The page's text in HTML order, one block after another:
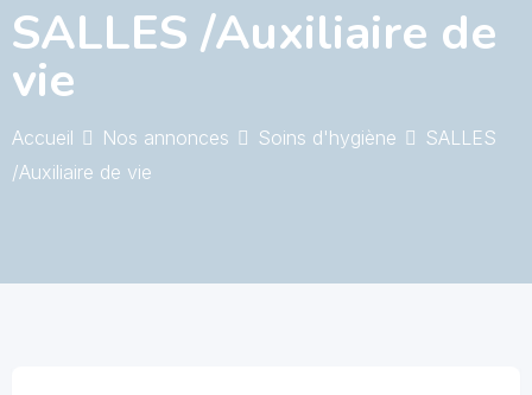
SALLES /Auxiliaire de
vie
Accueil Nos annonces Soins d'hygiène
SALLES
/Auxiliaire de vie